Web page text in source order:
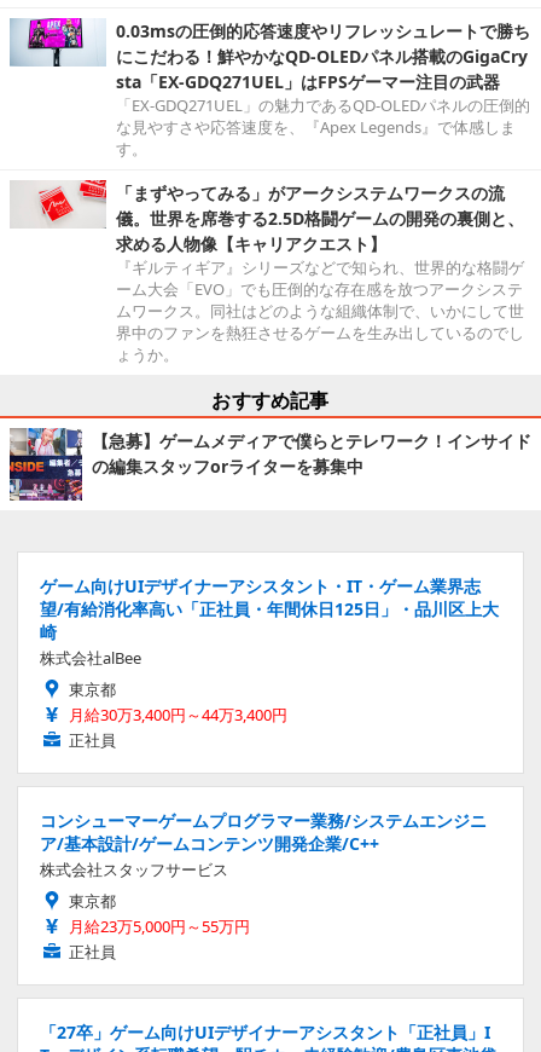
0.03msの圧倒的応答速度やリフレッシュレートで勝ち
にこだわる！鮮やかなQD-OLEDパネル搭載のGigaCry
sta「EX-GDQ271UEL」はFPSゲーマー注目の武器
「EX-GDQ271UEL」の魅力であるQD-OLEDパネルの圧倒的
な見やすさや応答速度を、『Apex Legends』で体感しま
す。
「まずやってみる」がアークシステムワークスの流
儀。世界を席巻する2.5D格闘ゲームの開発の裏側と、
求める人物像【キャリアクエスト】
『ギルティギア』シリーズなどで知られ、世界的な格闘ゲ
ーム大会「EVO」でも圧倒的な存在感を放つアークシステ
ムワークス。同社はどのような組織体制で、いかにして世
界中のファンを熱狂させるゲームを生み出しているのでし
ょうか。
おすすめ記事
【急募】ゲームメディアで僕らとテレワーク！インサイド
の編集スタッフorライターを募集中
ゲーム向けUIデザイナーアシスタント・IT・ゲーム業界志
望/有給消化率高い「正社員・年間休日125日」・品川区上大
崎
株式会社alBee
東京都
月給30万3,400円～44万3,400円
正社員
コンシューマーゲームプログラマー業務/システムエンジニ
ア/基本設計/ゲームコンテンツ開発企業/C++
株式会社スタッフサービス
東京都
月給23万5,000円～55万円
正社員
「27卒」ゲーム向けUIデザイナーアシスタント「正社員」I